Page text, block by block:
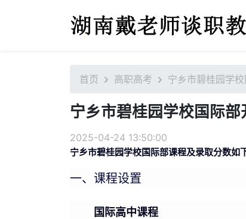
首页 高职高考 宁乡市碧桂园学
宁乡市碧桂园学校国际
2025-04-24 13:50:00
宁乡市碧桂园学校国际部课程及录取分数如
一、课程设置
国际高中课程